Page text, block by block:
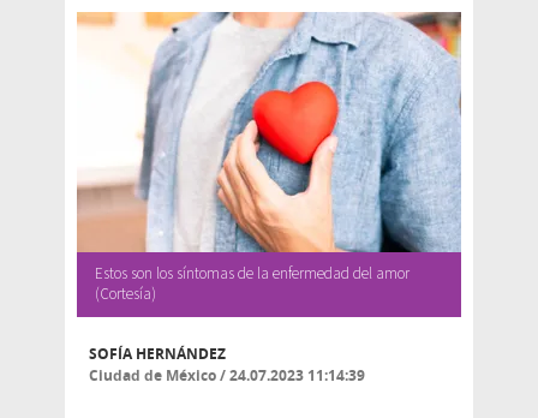
Estos son los síntomas de la enfermedad del amor
(Cortesía)
SOFÍA HERNÁNDEZ
Ciudad de México/24.07.2023 11:14:39